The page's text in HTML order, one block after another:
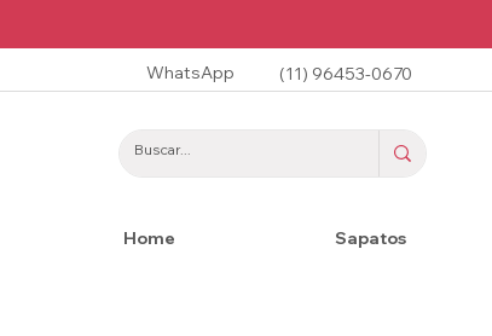
WhatsApp (11) 96453-0670
Home Sapatos